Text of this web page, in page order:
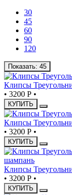
30
45
60
90
120
Показать: 45
Клипсы
• 3200 Р •
КУПИТЬ
Клипсы
• 3200 Р •
КУПИТЬ
Клипсы
• 3200 Р •
КУПИТЬ